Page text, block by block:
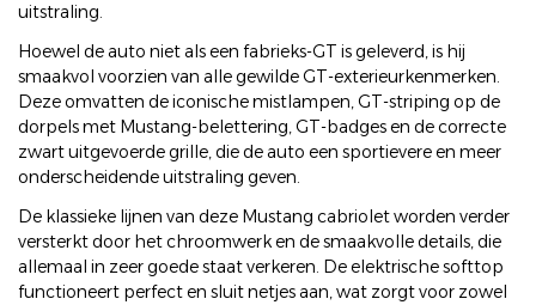
uitstraling.
Hoewel de auto niet als een fabrieks-GT is geleverd, is hij
smaakvol voorzien van alle gewilde GT-exterieurkenmerken.
Deze omvatten de iconische mistlampen, GT-striping op de
dorpels met Mustang-belettering, GT-badges en de correcte
zwart uitgevoerde grille, die de auto een sportievere en meer
onderscheidende uitstraling geven.
De klassieke lijnen van deze Mustang cabriolet worden verder
versterkt door het chroomwerk en de smaakvolle details, die
allemaal in zeer goede staat verkeren. De elektrische softtop
functioneert perfect en sluit netjes aan, wat zorgt voor zowel